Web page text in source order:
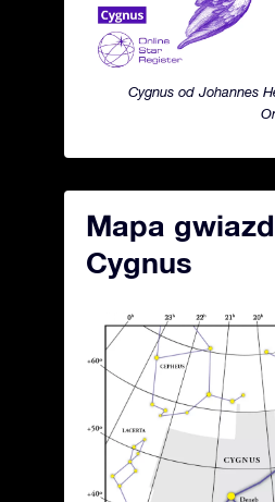
Cygnus od Johannes
Mapa
Cygnus